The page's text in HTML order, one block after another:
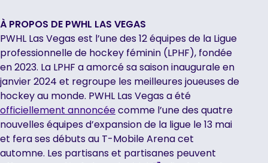
À PROPOS DE PWHL LAS VEGAS
PWHL Las Vegas est l’une des 12 équipes de la Ligue
professionnelle de hockey féminin (LPHF), fondée
en 2023. La LPHF a amorcé sa saison inaugurale en
janvier 2024 et regroupe les meilleures joueuses de
hockey au monde. PWHL Las Vegas a été
officiellement annoncéecomme l’une des quatre
nouvelles équipes d’expansion de la ligue le 13 mai
et fera ses débuts au T-Mobile Arena cet
automne. Les partisans et partisanes peuvent